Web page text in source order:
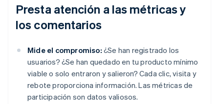
Presta atención a las métricas y
los comentarios
Mide el compromiso: ¿Se han registrado los
usuarios? ¿Se han quedado en tu producto mínimo
viable o solo entraron y salieron? Cada clic, visita y
rebote proporciona información. Las métricas de
participación son datos valiosos.